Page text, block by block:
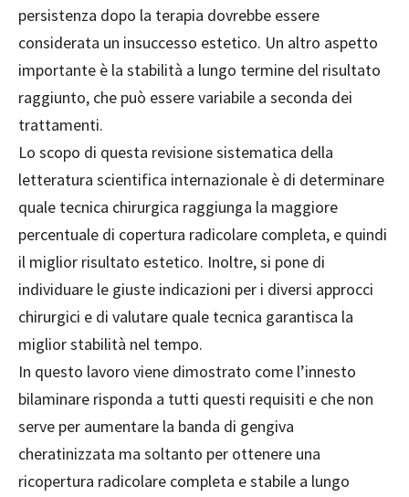
persistenza dopo la terapia dovrebbe essere
considerata un insuccesso estetico. Un altro aspetto
importante è la stabilità a lungo termine del risultato
raggiunto, che può essere variabile a seconda dei
trattamenti.
Lo scopo di questa revisione sistematica della
letteratura scientifica internazionale è di determinare
quale tecnica chirurgica raggiunga la maggiore
percentuale di copertura radicolare completa, e quindi
il miglior risultato estetico. Inoltre, si pone di
individuare le giuste indicazioni per i diversi approcci
chirurgici e di valutare quale tecnica garantisca la
miglior stabilità nel tempo.
In questo lavoro viene dimostrato come l’innesto
bilaminare risponda a tutti questi requisiti e che non
serve per aumentare la banda di gengiva
cheratinizzata ma soltanto per ottenere una
ricopertura radicolare completa e stabile a lungo